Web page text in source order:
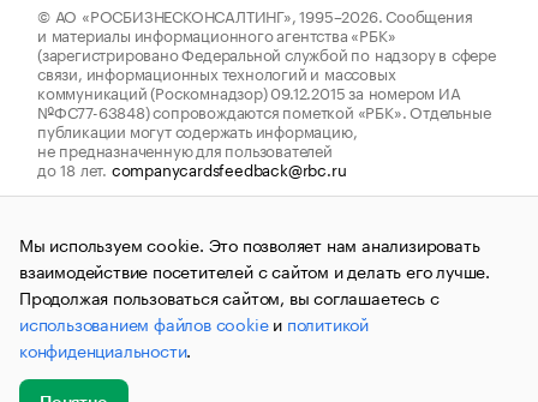
© АО «РОСБИЗНЕСКОНСАЛТИНГ»,1995–2026. Сообщения
и материалы информационного агентства «РБК»
(зарегистрировано Федеральной службой по надзору в сфере
связи, информационных технологий и массовых
коммуникаций (Роскомнадзор) 09.12.2015 за номером ИА
№ФС77-63848) сопровождаются пометкой «РБК». Отдельные
публикации могут содержать информацию,
не предназначенную для пользователей
до 18 лет. companycardsfeedback@rbc.ru
Мы используем cookie. Это позволяет нам анализировать
взаимодействие посетителей с сайтом и делать его лучше.
Продолжая пользоваться сайтом, вы соглашаетесь с
использованием файлов cookieи политикой
конфиденциальности.